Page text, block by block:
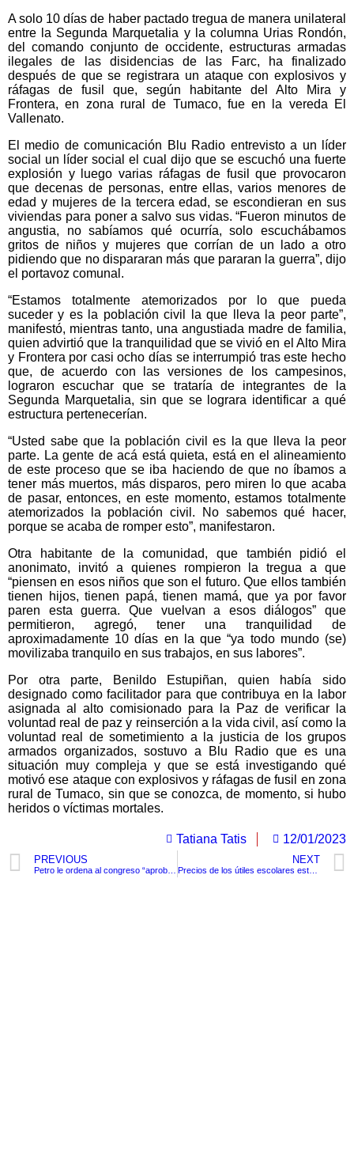
A solo 10 días de haber pactado tregua de manera unilateral
entre la Segunda Marquetalia y la columna Urias Rondón,
del comando conjunto de occidente, estructuras armadas
ilegales de las disidencias de las Farc, ha finalizado
después de que se registrara un ataque con explosivos y
ráfagas de fusil que, según habitante del Alto Mira y
Frontera, en zona rural de Tumaco, fue en la vereda El
Vallenato.
El medio de comunicación Blu Radio entrevisto a un líder
social un líder social el cual dijo que se escuchó una fuerte
explosión y luego varias ráfagas de fusil que provocaron
que decenas de personas, entre ellas, varios menores de
edad y mujeres de la tercera edad, se escondieran en sus
viviendas para poner a salvo sus vidas. “Fueron minutos de
angustia, no sabíamos qué ocurría, solo escuchábamos
gritos de niños y mujeres que corrían de un lado a otro
pidiendo que no dispararan más que pararan la guerra”, dijo
el portavoz comunal.
“Estamos totalmente atemorizados por lo que pueda
suceder y es la población civil la que lleva la peor parte”,
manifestó, mientras tanto, una angustiada madre de familia,
quien advirtió que la tranquilidad que se vivió en el Alto Mira
y Frontera por casi ocho días se interrumpió tras este hecho
que, de acuerdo con las versiones de los campesinos,
lograron escuchar que se trataría de integrantes de la
Segunda Marquetalia, sin que se lograra identificar a qué
estructura pertenecerían.
“Usted sabe que la población civil es la que lleva la peor
parte. La gente de acá está quieta, está en el alineamiento
de este proceso que se iba haciendo de que no íbamos a
tener más muertos, más disparos, pero miren lo que acaba
de pasar, entonces, en este momento, estamos totalmente
atemorizados la población civil. No sabemos qué hacer,
porque se acaba de romper esto”, manifestaron.
Otra habitante de la comunidad, que también pidió el
anonimato, invitó a quienes rompieron la tregua a que
“piensen en esos niños que son el futuro. Que ellos también
tienen hijos, tienen papá, tienen mamá, que ya por favor
paren esta guerra. Que vuelvan a esos diálogos” que
permitieron, agregó, tener una tranquilidad de
aproximadamente 10 días en la que “ya todo mundo (se)
movilizaba tranquilo en sus trabajos, en sus labores”.
Por otra parte, Benildo Estupiñan, quien había sido
designado como facilitador para que contribuya en la labor
asignada al alto comisionado para la Paz de verificar la
voluntad real de paz y reinserción a la vida civil, así como la
voluntad real de sometimiento a la justicia de los grupos
armados organizados, sostuvo a Blu Radio que es una
situación muy compleja y que se está investigando qué
motivó ese ataque con explosivos y ráfagas de fusil en zona
rural de Tumaco, sin que se conozca, de momento, si hubo
heridos o víctimas mortales.
Tatiana Tatis 12/01/2023
PREVIOUS NEXT
Precios de los útiles escolares están extremadamente elevados, cuadernos suben hasta 400%, aseguró Fenalco.